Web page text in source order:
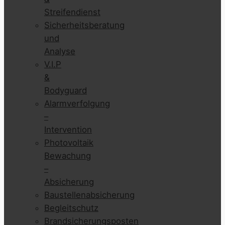
Streifendienst
Sicherheitsberatung
und
Analyse
V.I.P
&
Bodyguard
Alarmverfolgung
–
Intervention
Photovoltaik
Bewachung
–
Absicherung
Baustellenabsicherung
Begleitschutz
Brandsicherungsposten